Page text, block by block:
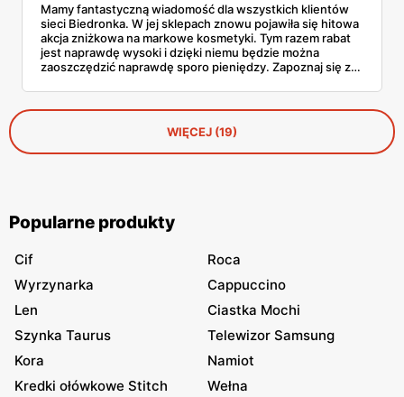
Mamy fantastyczną wiadomość dla wszystkich klientów
sieci Biedronka. W jej sklepach znowu pojawiła się hitowa
akcja zniżkowa na markowe kosmetyki. Tym razem rabat
jest naprawdę wysoki i dzięki niemu będzie można
zaoszczędzić naprawdę sporo pieniędzy. Zapoznaj się z
WIĘCEJ (19)
Popularne produkty
Cif
Roca
Wyrzynarka
Cappuccino
Len
Ciastka Mochi
Szynka Taurus
Telewizor Samsung
Kora
Namiot
Kredki ołówkowe Stitch
Wełna